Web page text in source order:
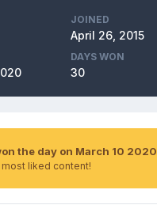
JOINED
April 26, 2015
DAYS WON
30
the day on March 10 2020
liked content!